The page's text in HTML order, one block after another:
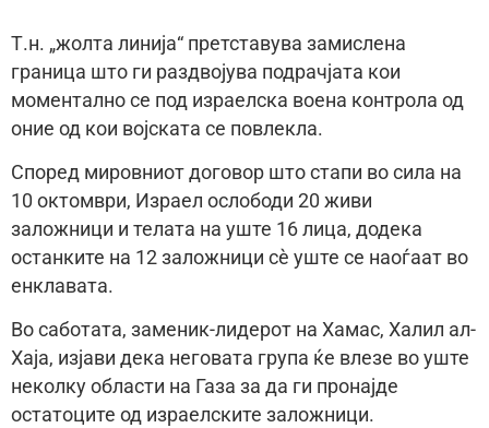
Т.н. „жолта линија“ претставува замислена
граница што ги раздвојува подрачјата кои
моментално се под израелска воена контрола од
оние од кои војската се повлекла.
Според мировниот договор што стапи во сила на
10 октомври, Израел ослободи 20 живи
заложници и телата на уште 16 лица, додека
останките на 12 заложници сè уште се наоѓаат во
енклавата.
Во саботата, заменик-лидерот на Хамас, Халил ал-
Хаја, изјави дека неговата група ќе влезе во уште
неколку области на Газа за да ги пронајде
остатоците од израелските заложници.